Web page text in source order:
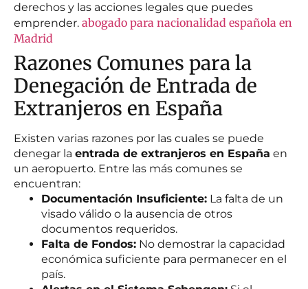
derechos y las acciones legales que puedes
emprender. abogado para nacionalidad española en
Madrid
Razones Comunes para la
Denegación de Entrada de
Extranjeros en España
Existen varias razones por las cuales se puede
denegar la entrada de extranjeros en España en
un aeropuerto. Entre las más comunes se
encuentran:
Documentación Insuficiente: La falta de un
visado válido o la ausencia de otros
documentos requeridos.
Falta de Fondos: No demostrar la capacidad
económica suficiente para permanecer en el
país.